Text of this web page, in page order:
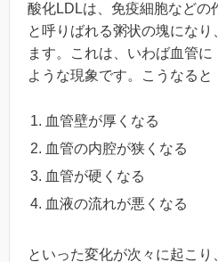
酸化LDLは、免疫細胞などの
と呼りばれる粥状の塊にな
ます。これは、いわば血管に
ような現象です。こうなると
血管壁が厚くなる
血管の内腔が狭くなる
血管が硬くなる
血液の流れが悪くなる
といった変化が次々に起こり